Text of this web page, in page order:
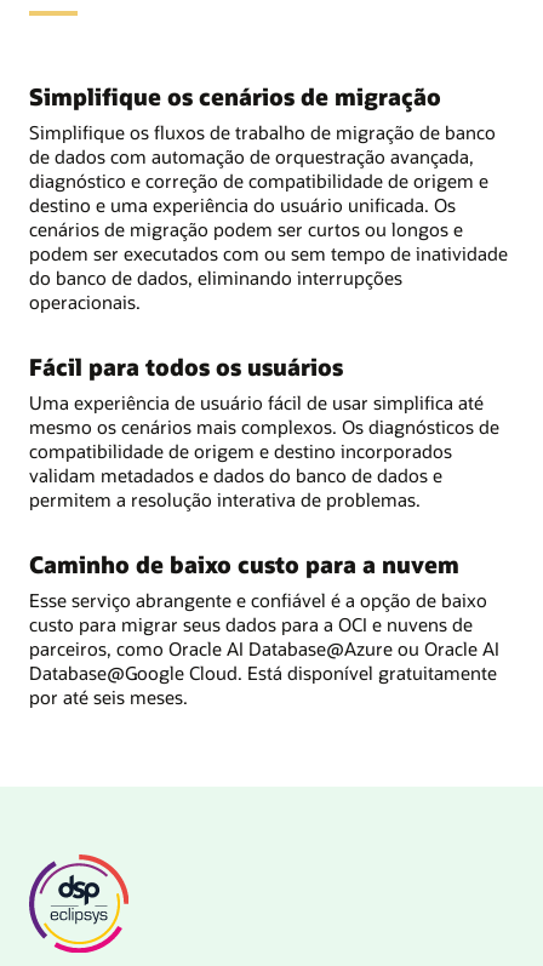
Simplifique os cenários de migração
Simplifique os fluxos de trabalho de migração de banco
de dados com automação de orquestração avançada,
diagnóstico e correção de compatibilidade de origem e
destino e uma experiência do usuário unificada. Os
cenários de migração podem ser curtos ou longos e
podem ser executados com ou sem tempo de inatividade
do banco de dados, eliminando interrupções
operacionais.
Fácil para todos os usuários
Uma experiência de usuário fácil de usar simplifica até
mesmo os cenários mais complexos. Os diagnósticos de
compatibilidade de origem e destino incorporados
validam metadados e dados do banco de dados e
permitem a resolução interativa de problemas.
Caminho de baixo custo para a nuvem
Esse serviço abrangente e confiável é a opção de baixo
custo para migrar seus dados para a OCI e nuvens de
parceiros, como Oracle AI Database@Azure ou Oracle AI
Database@Google Cloud. Está disponível gratuitamente
por até seis meses.